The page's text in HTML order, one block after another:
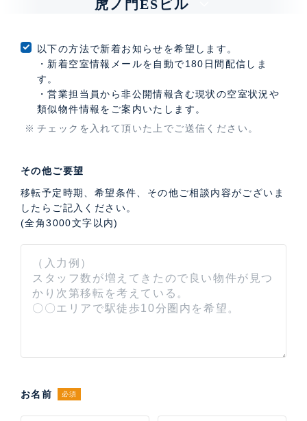
虎ノ門ESビル
以下の方法で新着お知らせを希望します。
・新着空室情報メールを自動で180日間配信しま
す。
・営業担当員から非公開情報含む現状の空室状況や
類似物件情報をご案内いたします。
チェックを入れて頂いた上でご送信ください。
その他ご要望
移転予定時期、希望条件、その他ご相談内容がございま
したらご記入ください。
(全角3000文字以内)
お名前 必須